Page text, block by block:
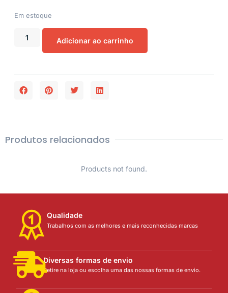
Em estoque
Adicionar ao carrinho
Produtos relacionados
Products not found.
Qualidade
Trabalhos com as melhores e mais reconhecidas marcas
Diversas formas de envio
Retire na loja ou escolha uma das nossas formas de envio.